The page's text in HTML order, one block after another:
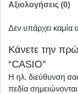
Αξιολογήσεις (0)
Δεν υπάρχει καμία
Κάνετε την
“CASIO”
Η ηλ. διεύθυνση
πεδία